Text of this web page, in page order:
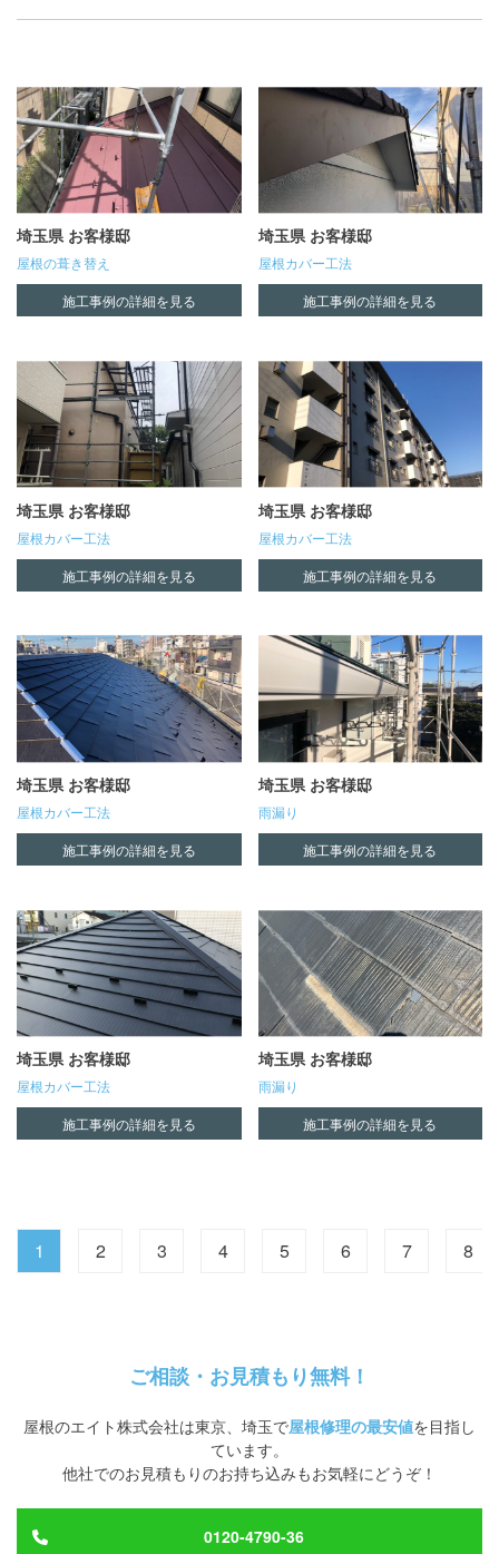
戸田市
所沢市
新座市
日高市
春日部市
朝霞市
本庄市
東松山市
桶川市
熊谷市
狭山市
白岡市
羽生市
行田市
越谷市
飯能市
鴻巣市
鶴ヶ島市
八王子市
北区
千代田区
国立市
墨田区
多摩市
大田区
小平市
小金井市
府中市
文京区
新宿区
日野市
昭島市
杉並区
東久留米市
東大和市
武蔵村山市
武蔵野市
江戸川区
江東区
清瀬市
渋谷区
港区
狛江市
町田市
目黒区
福生市
稲城市
立川市
練馬区
西東京市
調布市
豊島区
足立区
青梅市
埼玉県 お客様邸
屋根の葺き替え
施工事例の詳細を見る
埼玉県 お客様邸
屋根カバー工法
施工事例の詳細を見る
埼玉県 お客様邸
屋根カバー工法
施工事例の詳細を見る
埼玉県 お客様邸
屋根カバー工法
施工事例の詳細を見る
埼玉県 お客様邸
屋根カバー工法
施工事例の詳細を見る
埼玉県 お客様邸
雨漏り
施工事例の詳細を見る
埼玉県 お客様邸
屋根カバー工法
施工事例の詳細を見る
埼玉県 お客様邸
雨漏り
施工事例の詳細を見る
1 2 3 4 5 6 7 8
ご相談・お見積もり無料！
屋根のエイト株式会社は東京、埼玉で屋根修理の最安値を目指し
ています。
他社でのお見積もりのお持ち込みもお気軽にどうぞ！
0120-4790-36